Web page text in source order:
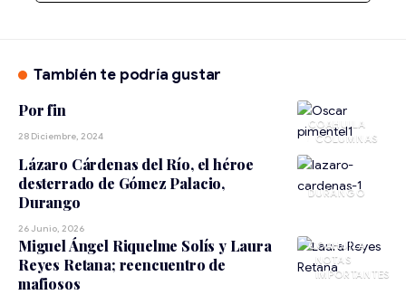
También te podría gustar
COAHUILA
Por fin
28 Diciembre, 2024
DURANGO
Lázaro Cárdenas del Río, el héroe
desterrado de Gómez Palacio,
Durango
26 Junio, 2026
COAHUILA
NOTAS
IMPORTANTES
Miguel Ángel Riquelme Solís y Laura
Reyes Retana; reencuentro de
mafiosos